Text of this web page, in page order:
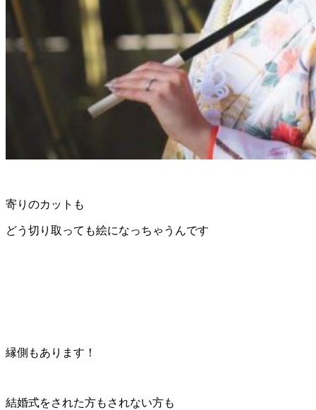
寄りのカットも
どう切り取っても絵になっちゃうんです
縁側もあります！
結婚式をされた方もされない方も